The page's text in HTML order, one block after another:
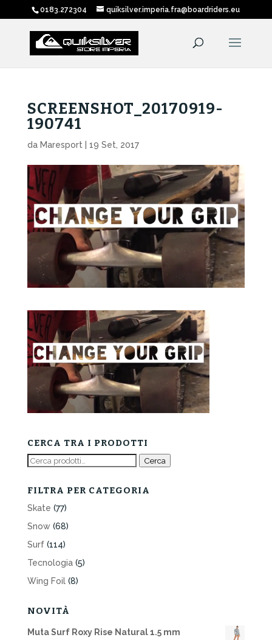
0183.272304 quiksilver.imperia.fra@boardriders.eu
SCREENSHOT_20170919-
190741
da Maresport 19 Set, 2017
CERCA TRA I PRODOTTI
Cerca: Cerca
FILTRA PER CATEGORIA
Skate (77)
Snow (68)
Surf (114)
Tecnologia (5)
Wing Foil (8)
NOVITÀ
Muta Surf Roxy Rise Natural 1.5 mm